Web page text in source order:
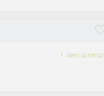
1. ders ücretsiz